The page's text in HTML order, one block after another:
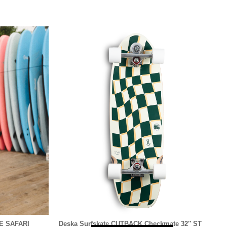
SAFARI Deska Surfskate CUTBACK Checkmate 32″ ST